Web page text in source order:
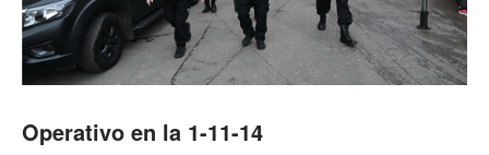
Operativo en la 1-11-14